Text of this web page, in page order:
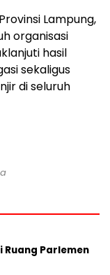
Lampung,
organisasi
hasil
sekaligus
di seluruh
Parlemen